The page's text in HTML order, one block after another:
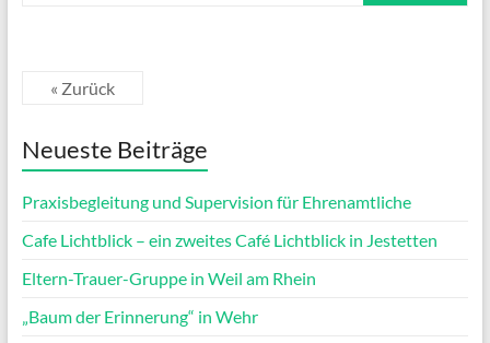
« Zurück
Neueste Beiträge
Praxisbegleitung und Supervision für Ehrenamtliche
Cafe Lichtblick – ein zweites Café Lichtblick in Jestetten
Eltern-Trauer-Gruppe in Weil am Rhein
„Baum der Erinnerung“ in Wehr